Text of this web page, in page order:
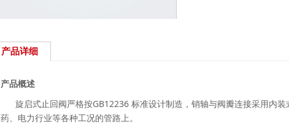
产品详细
产品概述
旋启式止回阀严格按GB12236 标准设计制造，销轴与阀瓣连接采用内
药、电力行业等各种工况的管路上。